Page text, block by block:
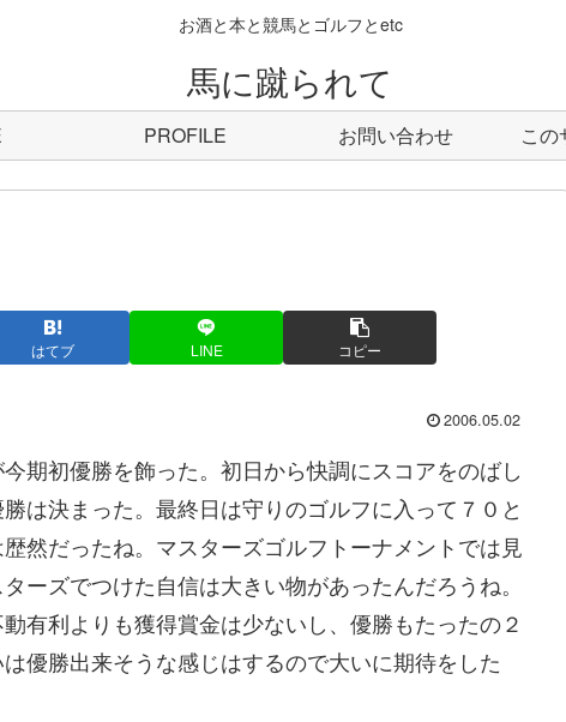
お酒と本と競馬とゴルフとetc
馬に蹴られて
PROFILE お問い合わせ この
はてブ LINE コピー
2006.05.02
期初優勝を飾った。初日から快調にスコアをのばし
は決まった。最終日は守りのゴルフに入って７０と
然だったね。マスターズゴルフトーナメントでは見
ーズでつけた自信は大きい物があったんだろうね。
有利よりも獲得賞金は少ないし、優勝もたったの２
優勝出来そうな感じはするので大いに期待をした